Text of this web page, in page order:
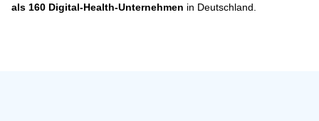
als 160 Digital-Health-Unternehmen in Deutschland.